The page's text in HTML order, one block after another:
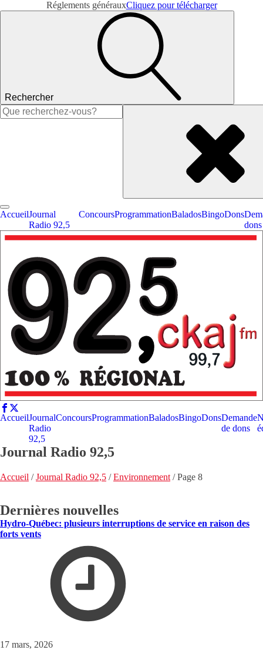
Réglements générauxCliquez pour télécharger
Rechercher
Rechercher :
AccueilJournal
Radio 92,5
ConcoursProgrammationBaladosBingoDons
dons
AccueilJournal
Radio
92,5
ConcoursProgrammationBaladosBingoDonsDemande
de dons
Journal Radio 92,5
Accueil /Journal Radio 92,5 /Environnement /Page 8
Dernières nouvelles
Hydro-Québec: plusieurs interruptions de service en raison des
forts vents
17 mars, 2026